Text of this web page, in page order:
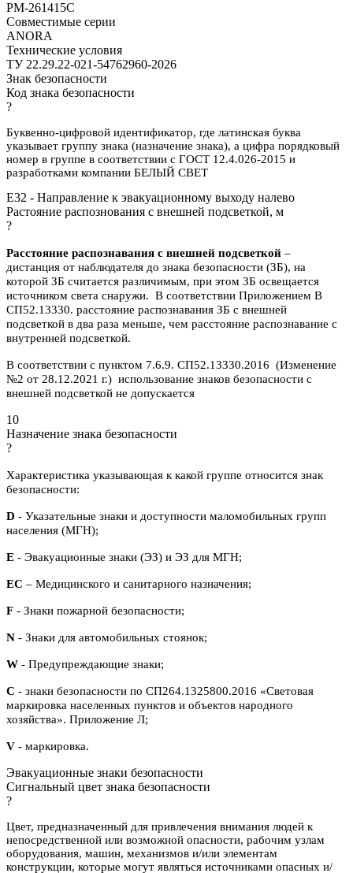
PM-261415C
Совместимые серии
ANORA
Технические условия
ТУ 22.29.22-021-54762960-2026
Знак безопасности
Код знака безопасности
?
Буквенно-цифровой идентификатор, где латинская буква
указывает группу знака (назначение знака), а цифра порядковый
номер в группе в соответствии с ГОСТ 12.4.026-2015 и
разработками компании БЕЛЫЙ СВЕТ
E32 - Направление к эвакуационному выходу налево
Растояние распознования с внешней подсветкой, м
?
Расстояние распознавания с внешней подсветкой –
дистанция от наблюдателя до знака безопасности (ЗБ), на
которой ЗБ считается различимым, при этом ЗБ освещается
источником света снаружи. В соответствии Приложением В
СП52.13330. расстояние распознавания ЗБ с внешней
подсветкой в два раза меньше, чем расстояние распознавание с
внутренней подсветкой.
В соответствии с пунктом 7.6.9. СП52.13330.2016 (Изменение
№2 от 28.12.2021 г.) использование знаков безопасности с
внешней подсветкой не допускается
10
Назначение знака безопасности
?
Характеристика указывающая к какой группе относится знак
безопасности:
D - Указательные знаки и доступности маломобильных групп
населения (МГН);
E - Эвакуационные знаки (ЭЗ) и ЭЗ для МГН;
ЕС – Медицинского и санитарного назначения;
F - Знаки пожарной безопасности;
N - Знаки для автомобильных стоянок;
W - Предупреждающие знаки;
С - знаки безопасности по СП264.1325800.2016 «Световая
маркировка населенных пунктов и объектов народного
хозяйства». Приложение Л;
V - маркировка.
Эвакуационные знаки безопасности
Сигнальный цвет знака безопасности
?
Цвет, предназначенный для привлечения внимания людей к
непосредственной или возможной опасности, рабочим узлам
оборудования, машин, механизмов и/или элементам
конструкции, которые могут являться источниками опасных и/